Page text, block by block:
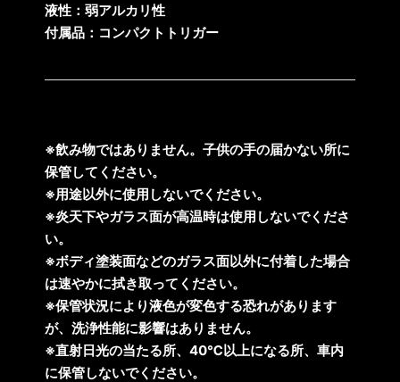
液性：弱アルカリ性
付属品：コンパクトトリガー
※飲み物ではありません。子供の手の届かない所に
保管してください。
※用途以外に使用しないでください。
※炎天下やガラス面が高温時は使用しないでくださ
い。
※ボディ塗装面などのガラス面以外に付着した場合
は速やかに拭き取ってください。
※保管状況により液色が変色する恐れがあります
が、洗浄性能に影響はありません。
※直射日光の当たる所、40℃以上になる所、車内
に保管しないでください。